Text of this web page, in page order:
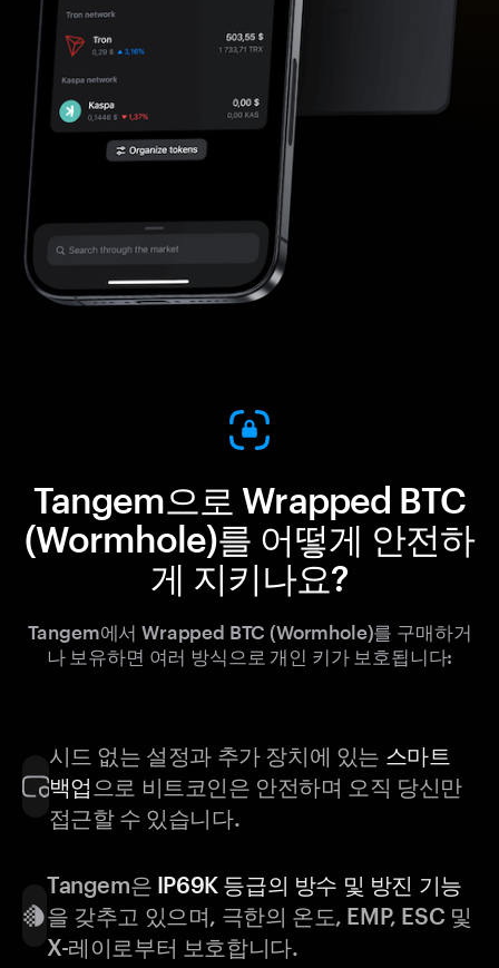
Tangem으로 Wrapped BTC
(Wormhole)를 어떻게 안전하
게 지키나요?
Tangem에서 Wrapped BTC (Wormhole)를 구매하거
나 보유하면 여러 방식으로 개인 키가 보호됩니다:
시드 없는 설정과 추가 장치에 있는 스마트
백업 으로 비트코인은 안전하며 오직 당신만
접근할 수 있습니다.
Tangem은 IP69K 등급의 방수 및 방진 기능
을 갖추고 있으며, 극한의 온도, EMP, ESC 및
X-레이로부터 보호합니다.